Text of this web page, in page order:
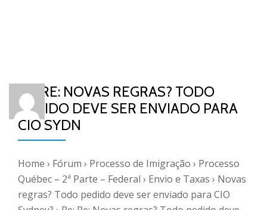
RE: RE: NOVAS REGRAS? TODO
PEDIDO DEVE SER ENVIADO PARA
CIO SYDN
Home › Fórum › Processo de Imigração › Processo
Québec – 2ª Parte – Federal › Envio e Taxas › Novas
regras? Todo pedido deve ser enviado para CIO